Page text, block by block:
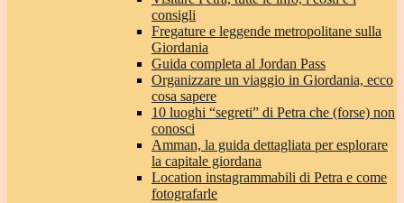
consigli
Fregature e leggende metropolitane sulla
Giordania
Guida completa al Jordan Pass
Organizzare un viaggio in Giordania, ecco
cosa sapere
10 luoghi “segreti” di Petra che (forse) non
conosci
Amman, la guida dettagliata per esplorare
la capitale giordana
Location instagrammabili di Petra e come
fotografarle